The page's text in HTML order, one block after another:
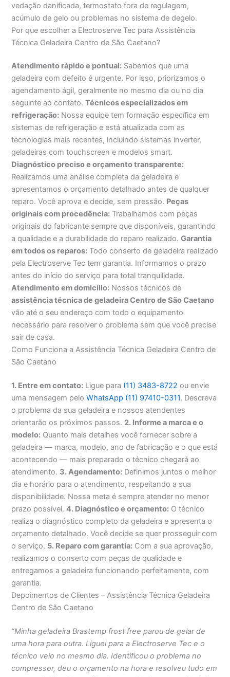
vedação danificada, termostato fora de regulagem,
acúmulo de gelo ou problemas no sistema de degelo.
Por que escolher a Electroserve Tec para Assistência
Técnica Geladeira Centro de São Caetano?
Atendimento rápido e pontual: Sabemos que uma
geladeira com defeito é urgente. Por isso, priorizamos o
agendamento ágil, geralmente no mesmo dia ou no dia
seguinte ao contato.Técnicos especializados em
refrigeração: Nossa equipe tem formação específica em
sistemas de refrigeração e está atualizada com as
tecnologias mais recentes, incluindo sistemas inverter,
geladeiras com touchscreen e modelos smart.
Diagnóstico preciso e orçamento transparente:
Realizamos uma análise completa da geladeira e
apresentamos o orçamento detalhado antes de qualquer
reparo. Você aprova e decide, sem pressão. Peças
originais com procedência: Trabalhamos com peças
originais do fabricante sempre que disponíveis, garantindo
a qualidade e a durabilidade do reparo realizado.Garantia
em todos os reparos: Todo conserto de geladeira realizado
pela Electroserve Tec tem garantia. Informamos o prazo
antes do início do serviço para total tranquilidade.
Atendimento em domicílio: Nossos técnicos de
assistência técnica de geladeira Centro de São Caetano
vão até o seu endereço com todo o equipamento
necessário para resolver o problema sem que você precise
sair de casa.
Como Funciona a Assistência Técnica Geladeira Centro de
São Caetano
1. Entre em contato: Ligue para (11) 3483-8722 ou envie
uma mensagem peloWhatsApp (11) 97410-0311. Descreva
o problema da sua geladeira e nossos atendentes
orientarão os próximos passos. 2. Informe a marca e o
modelo: Quanto mais detalhes você fornecer sobre a
geladeira — marca, modelo, ano de fabricação e o que está
acontecendo — mais preparado o técnico chegará ao
atendimento. 3. Agendamento: Definimos juntos o melhor
dia e horário para o atendimento, respeitando a sua
disponibilidade. Nossa meta é sempre atender no menor
prazo possível.4. Diagnóstico e orçamento: O técnico
realiza o diagnóstico completo da geladeira e apresenta o
orçamento detalhado. Você decide se quer prosseguir com
o serviço. 5. Reparo com garantia: Com a sua aprovação,
realizamos o conserto com peças de qualidade e
entregamos a geladeira funcionando perfeitamente, com
garantia.
Depoimentos de Clientes – Assistência Técnica Geladeira
Centro de São Caetano
“Minha geladeira Brastemp frost free parou de gelar de
uma hora para outra. Liguei para a Electroserve Tec e o
técnico veio no mesmo dia. Identificou o problema no
compressor, deu o orçamento na hora e resolveu tudo em